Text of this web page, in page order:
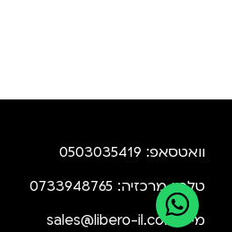
וואטסאפ: 0503035419
טלפון מרכזיה: 0733948765
מייל:sales@libero-il.co.il